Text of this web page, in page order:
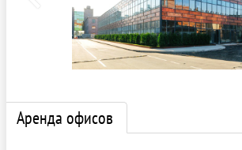
Аренда офисов